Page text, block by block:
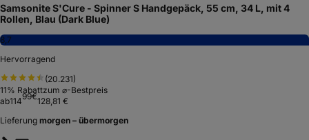
Samsonite S'Cure - Spinner S Handgepäck, 55 cm, 34 L, mit 4
Rollen, Blau (Dark Blue)
8,7
Hervorragend
(20.231)
11% Rabattzum ⌀-Bestpreis
ab11499€128,81 €
Lieferung morgen – übermorgen